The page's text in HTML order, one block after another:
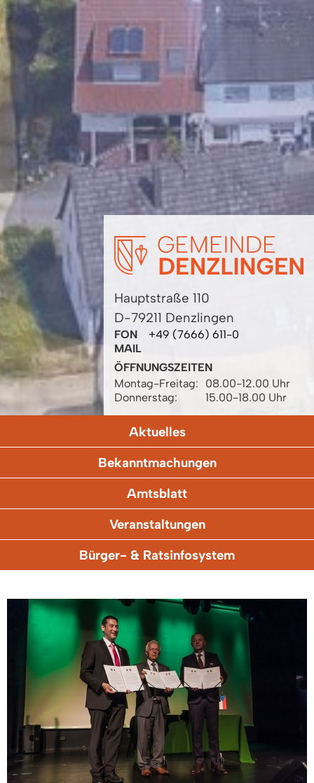
Hauptstraße 110
D-79211 Denzlingen
FON
+49 (7666) 611-0
MAIL
ÖFFNUNGSZEITEN
Montag-Freitag:
08.00-12.00 Uhr
Donnerstag:
15.00-18.00 Uhr
Aktuelles
Bekanntmachungen
Amtsblatt
Veranstaltungen
Bürger- & Ratsinfosystem